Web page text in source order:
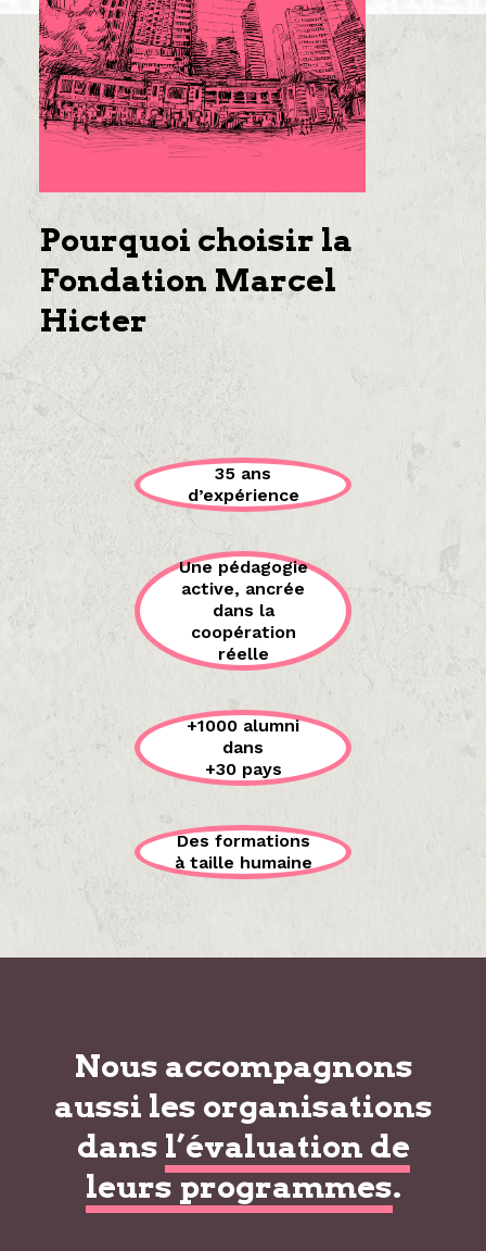
Pourquoi choisir la
Fondation Marcel
Hicter
35 ans
d’expérience
Une pédagogie
active, ancrée
dans la
coopération
réelle
+1000 alumni
dans
+30 pays
Des formations
à taille humaine
Nous accompagnons
aussi les organisations
dans l’évaluation de
leurs programmes.